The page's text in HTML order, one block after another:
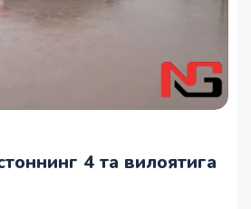
4 та вилоятига